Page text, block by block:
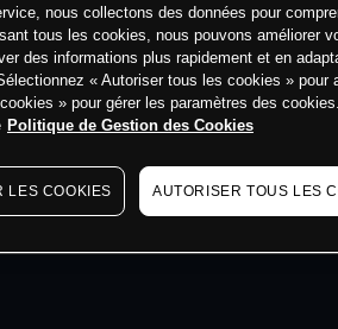
nous collectons des données pour
tous les cookies, nous pouvons améliorer
des informations plus rapidement et en
« Autoriser tous les cookies » pour
» pour gérer les paramètres des
Politique de Gestion des Cookies
LES COOKIES AUTORISER TOUS LES